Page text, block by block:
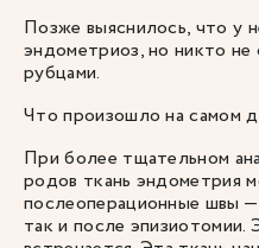
Позже выяснилось, что у
эндометриоз, но никто не
рубцами.
Что произошло на самом
При более тщательном
родов ткань эндометрия
послеоперационные швы —
так и после эпизиотомии.